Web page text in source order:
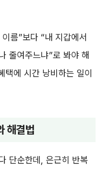
름”보다 “내 지갑에서
줄여주느냐”로 봐야 해
택에 시간 낭비하는 일이
해결법
단순한데, 은근히 반복